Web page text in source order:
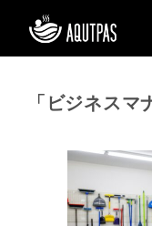
「ビジネスマ